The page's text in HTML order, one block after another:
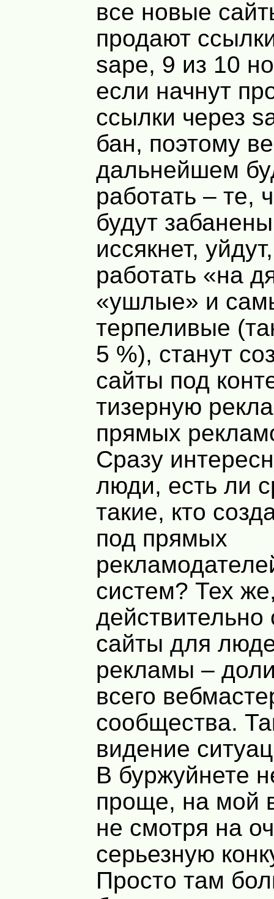
все новые
продают
sape, 9 из 10
если начнут
ссылки через
бан, поэтому
дальнейшем
работать – те,
будут
иссякнет,
работать «на
«ушлые» и
терпеливые
5 %), станут
сайты под
тизерную
прямых
Сразу
люди, есть ли
такие, кто
под прямых
систем? Тех
действительно
сайты для
рекламы –
всего
сообщества.
видение
В буржуйнете
проще, на мой
не смотря на
серьезную
Просто там